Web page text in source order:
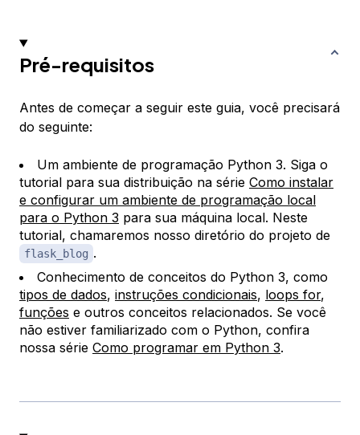
Pré-requisitos
Antes de começar a seguir este guia, você precisará
do seguinte:
Um ambiente de programação Python 3. Siga o
tutorial para sua distribuição na série Como instalar
e configurar um ambiente de programação local
para o Python 3 para sua máquina local. Neste
tutorial, chamaremos nosso diretório do projeto de
flask_blog .
Conhecimento de conceitos do Python 3, como
tipos de dados, instruções condicionais, loops for,
funções e outros conceitos relacionados. Se você
não estiver familiarizado com o Python, confira
nossa série Como programar em Python 3.